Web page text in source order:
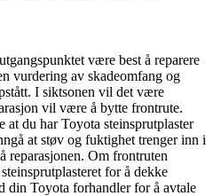
være best å reparere
vurdering av skadeomfang og
I siktsonen vil det være
vil være å bytte frontrute.
at du har Toyota steinsprutplaster
at støv og fuktighet trenger inn i
reparasjonen. Om frontruten
for å dekke
din Toyota forhandler for å avtale